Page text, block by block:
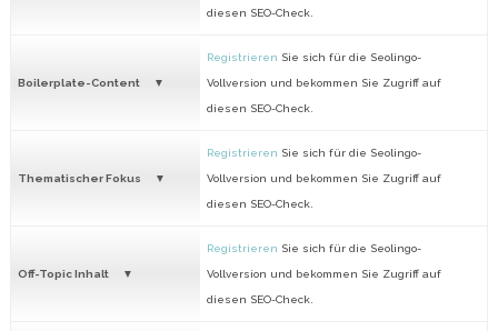
diesen SEO-Check.
Boilerplate-Content
Registrieren Sie sich für die Seolingo-
Vollversion und bekommen Sie Zugriff auf
diesen SEO-Check.
Thematischer Fokus
Registrieren Sie sich für die Seolingo-
Vollversion und bekommen Sie Zugriff auf
diesen SEO-Check.
Off-Topic Inhalt
Registrieren Sie sich für die Seolingo-
Vollversion und bekommen Sie Zugriff auf
diesen SEO-Check.